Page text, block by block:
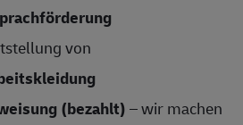
von
(bezahlt)– wir machen